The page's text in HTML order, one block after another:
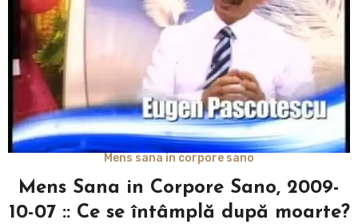
Mens sana in corpore sano
Mens Sana in Corpore Sano, 2009-
10-07 :: Ce se întâmplă după moarte?